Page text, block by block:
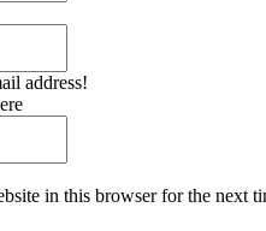
address!
in this browser for the next